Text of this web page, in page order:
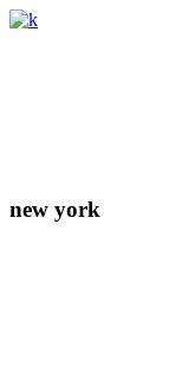
new york